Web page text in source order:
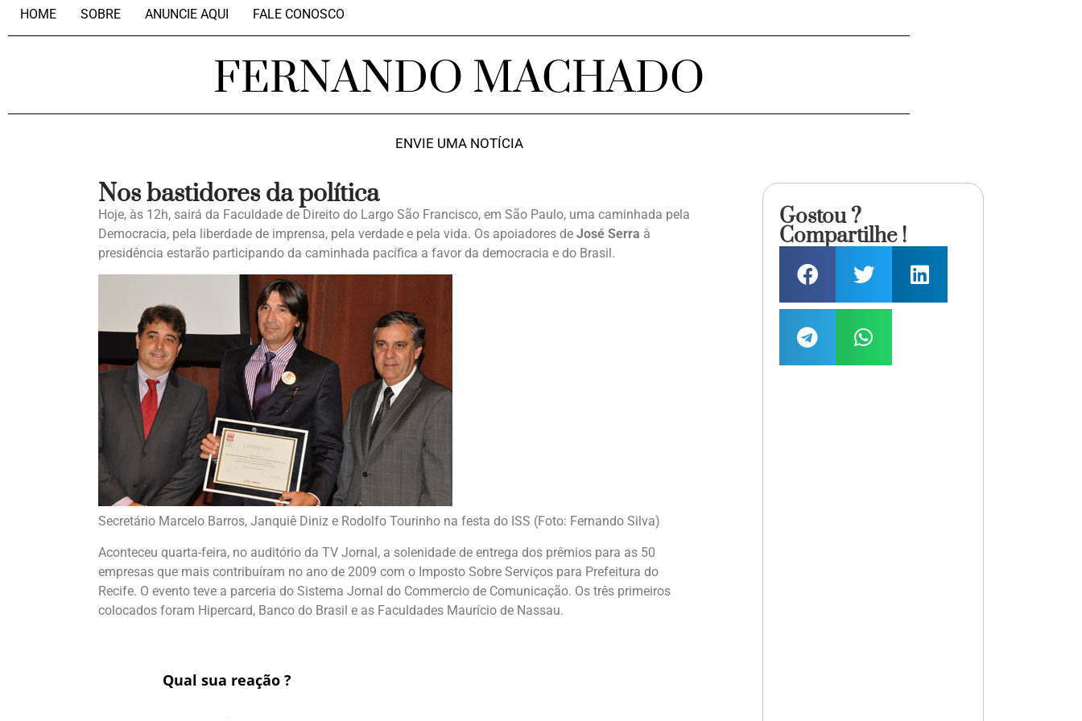
HOME SOBRE ANUNCIE AQUI FALE CONOSCO
FERNANDO MACHADO
ENVIE UMA NOTÍCIA
Nos bastidores da política
Hoje, às 12h, sairá da Faculdade de Direito do Largo São Francisco, em São Paulo, uma caminhada pela
Democracia, pela liberdade de imprensa, pela verdade e pela vida. Os apoiadores de José Serra à
presidência estarão participando da caminhada pacífica a favor da democracia e do Brasil.
Secretário Marcelo Barros, Janquiê Diniz e Rodolfo Tourinho na festa do ISS (Foto: Fernando Silva)
Aconteceu quarta-feira, no auditório da TV Jornal, a solenidade de entrega dos prêmios para as 50
empresas que mais contribuíram no ano de 2009 com o Imposto Sobre Serviços para Prefeitura do
Recife. O evento teve a parceria do Sistema Jornal do Commercio de Comunicação. Os três primeiros
colocados foram Hipercard, Banco do Brasil e as Faculdades Maurício de Nassau.
Qual sua reação ?
Gostou ?
Compartilhe !